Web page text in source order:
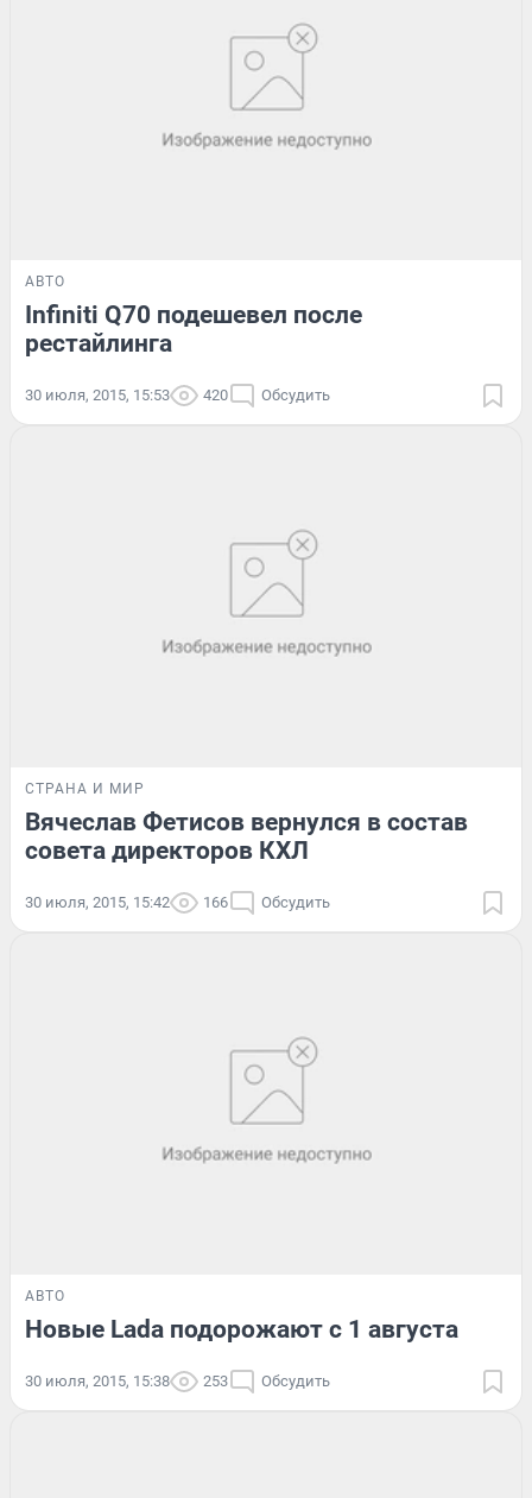
АВТО
Infiniti Q70 подешевел после
рестайлинга
30 июля, 2015, 15:53 420 Обсудить
СТРАНА И МИР
Вячеслав Фетисов вернулся в состав
совета директоров КХЛ
30 июля, 2015, 15:42 166 Обсудить
АВТО
Новые Lada подорожают с 1 августа
30 июля, 2015, 15:38 253 Обсудить